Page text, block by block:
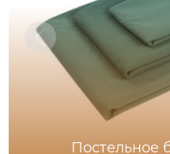
Постельное